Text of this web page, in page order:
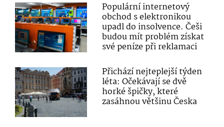
Populární internetový
obchod s elektronikou
upadl do insolvence. Češi
budou mít problém získat
své peníze při reklamaci
Přichází nejteplejší týden
léta: Očekávají se dvě
horké špičky, které
zasáhnou většinu Česka